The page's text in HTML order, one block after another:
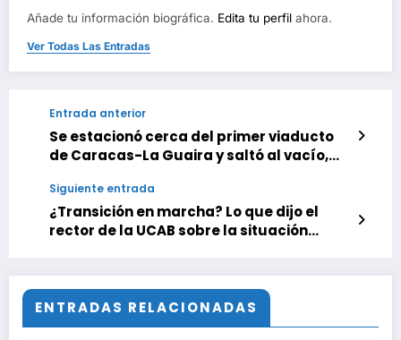
Añade tu información biográfica. Edita tu perfil ahora.
Ver Todas Las Entradas
Entrada anterior
Se estacionó cerca del primer viaducto
de Caracas-La Guaira y saltó al vacío,
Siguiente entrada
¿Transición en marcha? Lo que dijo el
rector de la UCAB sobre la situación
ENTRADAS RELACIONADAS